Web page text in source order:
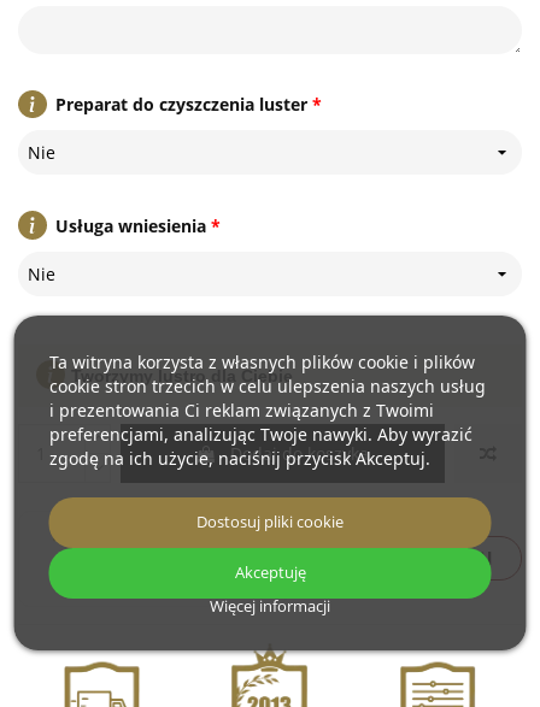
*
Preparat do czyszczenia luster
Nie
*
Usługa wniesienia
Nie
Dodaj do koszyka
Tworzymy lustro dla Ciebie
PLN
Ta witryna korzysta z własnych plików cookie i plików
cookie stron trzecich w celu ulepszenia naszych usług
i prezentowania Ci reklam związanych z Twoimi
preferencjami, analizując Twoje nawyki. Aby wyrazić
zgodę na ich użycie, naciśnij przycisk Akceptuj.
Więcej informacji
Dostosuj pliki cookie
Akceptuję